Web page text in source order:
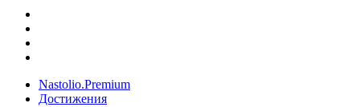
Nastolio.Premium
Достижения